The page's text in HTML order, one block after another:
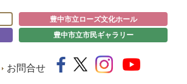
豊中市立ローズ文化ホール
豊中市立市民ギャラリー
お問合せ